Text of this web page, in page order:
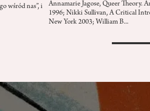
wśród nas”, i
Annamarie Jagose, Queer Theory.
1996; Nikki Sullivan, A Critical
New York 2003; William B...
>